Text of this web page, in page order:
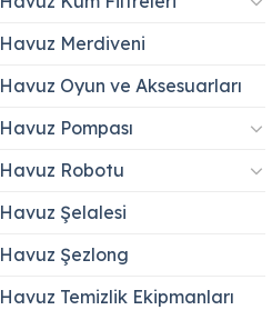
Havuz Merdiveni
Havuz Oyun ve Aksesuarları
Havuz Pompası
Havuz Robotu
Havuz Şelalesi
Havuz Şezlong
Havuz Temizlik Ekipmanları